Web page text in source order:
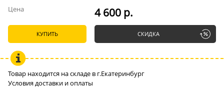
Цена
4 600 р.
КУПИТЬ СКИДКА
Товар находится на складе в г.Екатеринбург
Условия доставки и оплаты